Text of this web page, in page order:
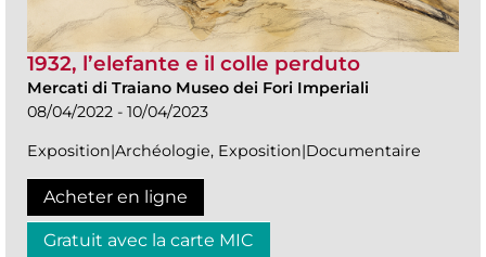
1932, l’elefante e il colle perduto
Mercati di Traiano Museo dei Fori Imperiali
08/04/2022 - 10/04/2023
Exposition|Archéologie, Exposition|Documentaire
Acheter en ligne
Gratuit avec la carte MIC